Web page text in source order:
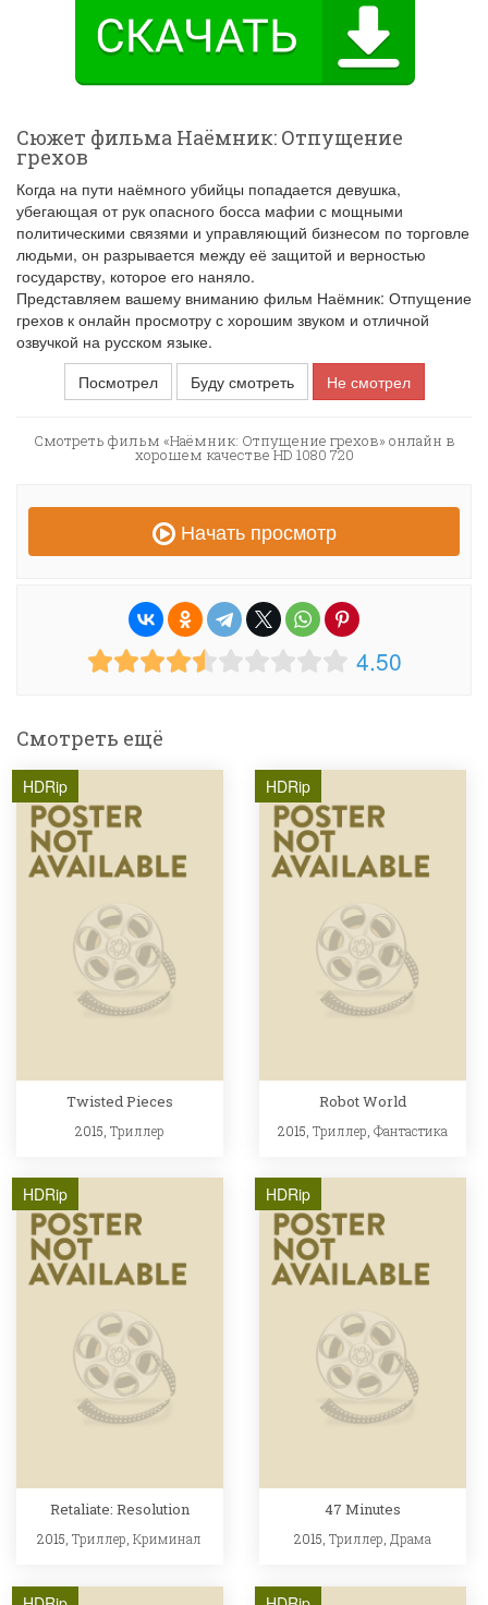
Сюжет фильма Наёмник: Отпущение
грехов
Когда на пути наёмного убийцы попадается девушка,
убегающая от рук опасного босса мафии с мощными
политическими связями и управляющий бизнесом по торговле
людьми, он разрывается между её защитой и верностью
государству, которое его наняло.
Представляем вашему вниманию фильм Наёмник: Отпущение
грехов к онлайн просмотру с хорошим звуком и отличной
озвучкой на русском языке.
Посмотрел
Буду смотреть Не смотрел
Смотреть фильм «Наёмник: Отпущение грехов» онлайн в
хорошем качестве HD 1080 720
Начать просмотр
4.50
Смотреть ещё
HDRip
Twisted Pieces
2015, Триллер
HDRip
Robot World
2015,Триллер ,Фантастика
HDRip
Retaliate: Resolution
2015,Триллер,Криминал
HDRip
47 Minutes
2015,Триллер,Драма